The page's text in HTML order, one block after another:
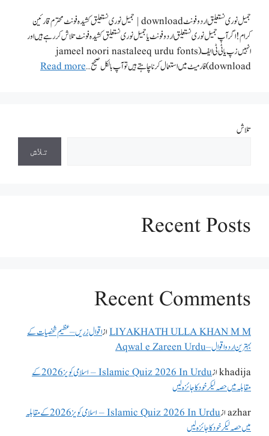
جمیل نوری نستعلیق اردو فونٹ download | جمیل نوری نستعلیق کشیدہ فونٹ محترم قارئین
کرام! اگر آپ جمیل نوری نستعلیق اردو فونٹ یا جمیل نوری نستعلیق کشیدہ فونٹ تلاش کر رہے ہیں اور
انہیں زپ یا ٹی ٹی ایف (jameel noori nastaleeq urdu fonts
download) فارمیٹ میں استعمال کرنا چاہتے ہیں تو آپ بالکل صحیح …
Read more
تلاش
تلاش
Recent Posts
Recent Comments
LIYAKHATH ULLA KHAN M Mازاقوال زریں – عظیم شخصیات کے
بہترین اردو اقوال – Aqwal e Zareen Urdu
khadijaاز
Islamic Quiz 2026 In Urdu – اسلامی کویز 2026 کے
مقابلہ میں حصہ لیکر خود کا جائزہ لیں
azharاز
Islamic Quiz 2026 In Urdu – اسلامی کویز 2026 کے مقابلہ
میں حصہ لیکر خود کا جائزہ لیں